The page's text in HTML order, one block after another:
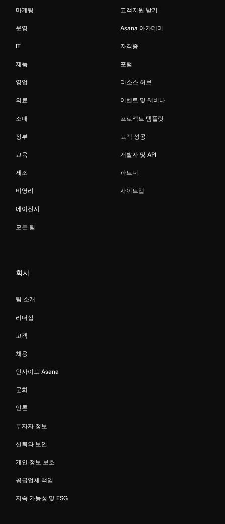
마케팅
운영
IT
제품
영업
의료
소매
정부
교육
제조
비영리
에이전시
모든 팀
고객지원 받기
Asana 아카데미
자격증
포럼
리소스 허브
이벤트 및 웨비나
프로젝트 템플릿
고객 성공
개발자 및 API
파트너
사이트맵
회사
팀 소개
리더십
고객
채용
인사이드 Asana
문화
언론
투자자 정보
신뢰와 보안
개인 정보 보호
공급업체 책임
지속 가능성 및 ESG